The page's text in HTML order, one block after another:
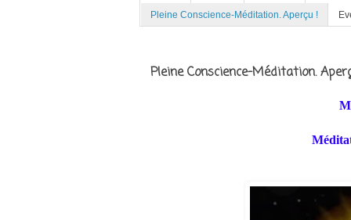
Pleine Conscience-Méditation. Aperçu !
Pleine Conscience-Méditation.